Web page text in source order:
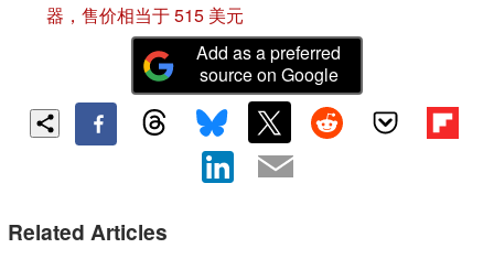
器，售价相当于 515 美元
Add as a preferred
source on Google
Related Articles